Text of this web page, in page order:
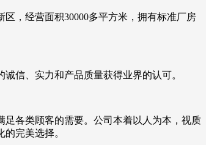
，经营面积30000多平方米，拥有标准厂房
信、实力和产品质量获得业界的认可。
各类顾客的需要。公司本着以人为本，视质
完美选择。